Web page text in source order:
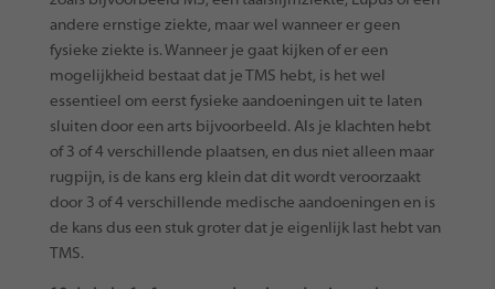
andere ernstige ziekte, maar wel wanneer er geen
fysieke ziekte is. Wanneer je gaat kijken of er een
mogelijkheid bestaat dat je TMS hebt, is het wel
essentieel om eerst fysieke aandoeningen uit te laten
sluiten door een arts bijvoorbeeld. Als je klachten hebt
of 3 of 4 verschillende plaatsen, en dus niet alleen maar
rugpijn, is de kans erg klein dat dit wordt veroorzaakt
door 3 of 4 verschillende medische aandoeningen en is
de kans dus een stuk groter dat je eigenlijk last hebt van
TMS.